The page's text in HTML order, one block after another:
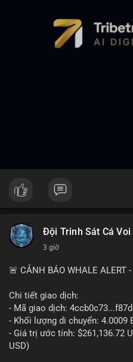
Đội Trinh Sát Cá Voi
3 giờ
🚨 CẢNH BÁO WHALE ALERT
Chi tiết giao dịch:
- Mã giao dịch:
- Khối lượng di chuyển: 4.0009
- Giá trị ước tính: $261,136.72
USD)